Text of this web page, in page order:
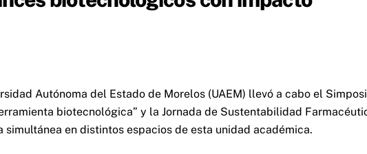
Autónoma del Estado de Morelos (UAEM) llevó a cabo el
biotecnológica” y la Jornada de Sustentabilidad
en distintos espacios de esta unidad académica.